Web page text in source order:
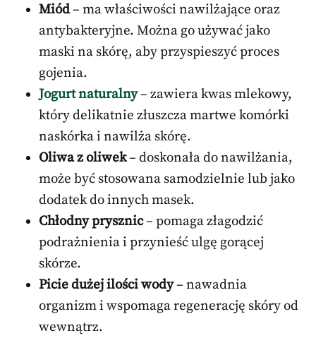
Miód– ma właściwości nawilżające oraz
antybakteryjne. Można go używać jako
maski na skórę, aby przyspieszyć proces
gojenia.
Jogurt naturalny– zawiera kwas mlekowy,
który delikatnie złuszcza martwe komórki
naskórka i nawilża skórę.
Oliwa z oliwek– doskonała do nawilżania,
może być stosowana samodzielnie lub jako
dodatek do innych masek.
Chłodny prysznic– pomaga złagodzić
podrażnienia i przynieść ulgę gorącej
skórze.
Picie dużej ilości wody– nawadnia
organizm i wspomaga regenerację skóry od
wewnątrz.